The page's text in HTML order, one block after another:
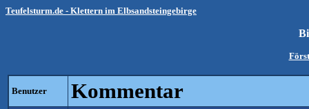
Teufelsturm.de - Klettern im Elbsandsteingebirge
Benutzer Kommentar